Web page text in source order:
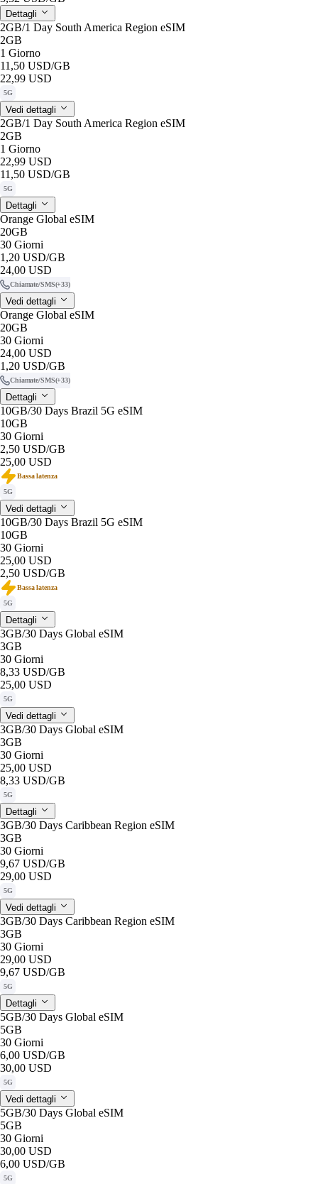
Dettagli
2GB/1 Day South America Region eSIM
2GB
1 Giorno
11,50 USD/GB
22,99 USD
5G
Vedi dettagli
2GB/1 Day South America Region eSIM
2GB
1 Giorno
22,99 USD
11,50 USD/GB
5G
Dettagli
Orange Global eSIM
20GB
30 Giorni
1,20 USD/GB
24,00 USD
Chiamate/SMS(+33)
Vedi dettagli
Orange Global eSIM
20GB
30 Giorni
24,00 USD
1,20 USD/GB
Chiamate/SMS(+33)
Dettagli
10GB/30 Days Brazil 5G eSIM
10GB
30 Giorni
2,50 USD/GB
25,00 USD
Bassa latenza
5G
Vedi dettagli
10GB/30 Days Brazil 5G eSIM
10GB
30 Giorni
25,00 USD
2,50 USD/GB
Bassa latenza
5G
Dettagli
3GB/30 Days Global eSIM
3GB
30 Giorni
8,33 USD/GB
25,00 USD
5G
Vedi dettagli
3GB/30 Days Global eSIM
3GB
30 Giorni
25,00 USD
8,33 USD/GB
5G
Dettagli
3GB/30 Days Caribbean Region eSIM
3GB
30 Giorni
9,67 USD/GB
29,00 USD
5G
Vedi dettagli
3GB/30 Days Caribbean Region eSIM
3GB
30 Giorni
29,00 USD
9,67 USD/GB
5G
Dettagli
5GB/30 Days Global eSIM
5GB
30 Giorni
6,00 USD/GB
30,00 USD
5G
Vedi dettagli
5GB/30 Days Global eSIM
5GB
30 Giorni
30,00 USD
6,00 USD/GB
5G